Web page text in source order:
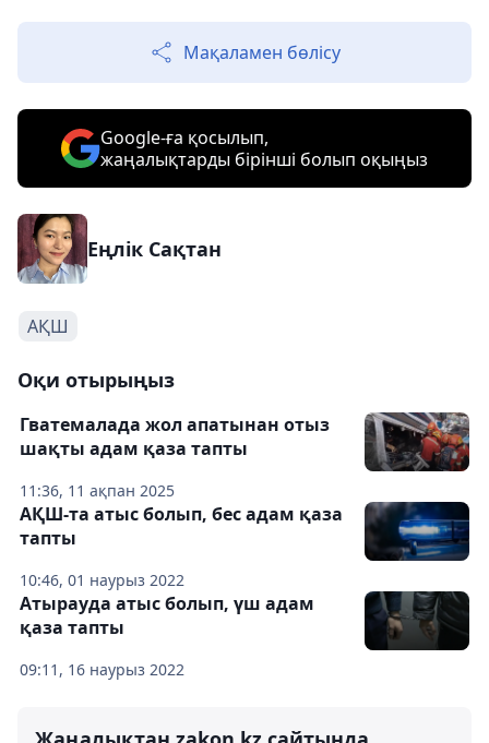
Мақаламен бөлісу
Google-ға қосылып,
жаңалықтарды бірінші болып оқыңыз
Еңлік Сақтан
АҚШ
Оқи отырыңыз
11:36, 11 ақпан 2025
Гватемалада жол апатынан отыз
шақты адам қаза тапты
10:46, 01 наурыз 2022
АҚШ-та атыс болып, бес адам қаза
тапты
09:11, 16 наурыз 2022
Атырауда атыс болып, үш адам
қаза тапты